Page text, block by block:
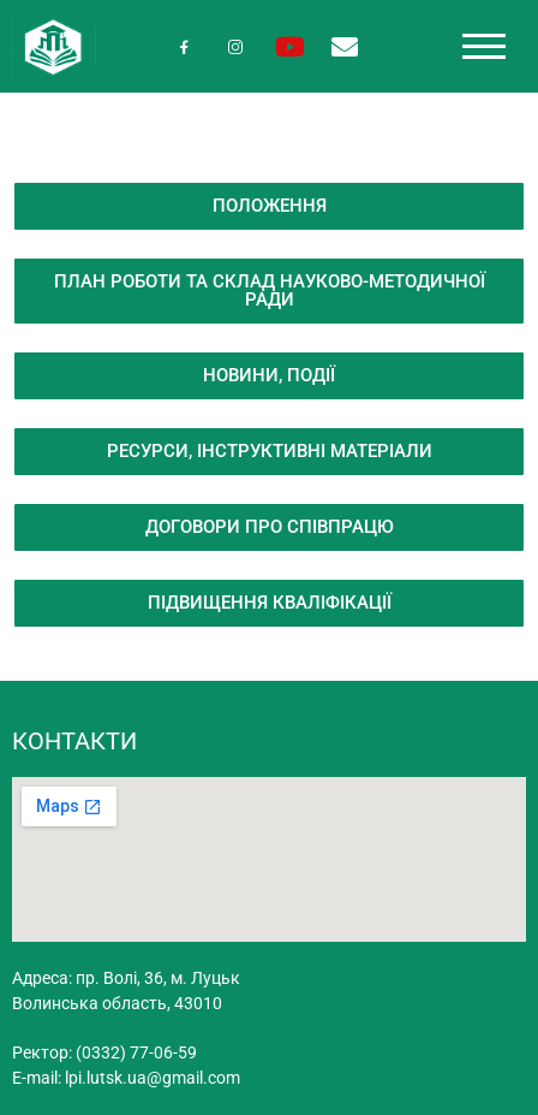
ПОЛОЖЕННЯ
ПЛАН РОБОТИ ТА СКЛАД НАУКОВО-МЕТОДИЧНОЇ
РАДИ
НОВИНИ, ПОДІЇ
РЕСУРСИ, ІНСТРУКТИВНІ МАТЕРІАЛИ
ДОГОВОРИ ПРО СПІВПРАЦЮ
ПІДВИЩЕННЯ КВАЛІФІКАЦІЇ
КОНТАКТИ
Адреса: пр. Волі, 36, м. Луцьк
Волинська область, 43010
Ректор: (0332) 77-06-59
E-mail: lpi.lutsk.ua@gmail.com